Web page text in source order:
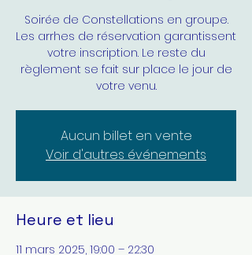
Soirée de Constellations en groupe.
Les arrhes de réservation garantissent
votre inscription. Le reste du
règlement se fait sur place le jour de
votre venu.
Aucun billet en vente
Voir d'autres événements
Heure et lieu
11 mars 2025, 19:00 – 22:30